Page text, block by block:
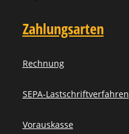
Zahlungsarten
Rechnung
SEPA-Lastschriftverfahren
Vorauskasse